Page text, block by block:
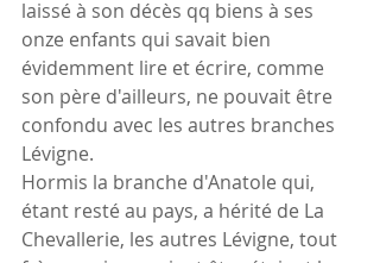
laissé à son décès qq biens à ses
onze enfants qui savait bien
évidemment lire et écrire, comme
son père d'ailleurs, ne pouvait être
confondu avec les autres branches
Lévigne.
Hormis la branche d'Anatole qui,
étant resté au pays, a hérité de La
Chevallerie, les autres Lévigne, tout